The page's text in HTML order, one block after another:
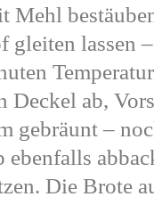
Mehl
gleiten lassen
Deckel ab,
gebräunt –
Die Brote